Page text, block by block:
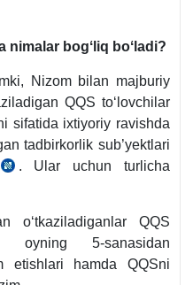
nimalar bogʻliq boʻladi?
Nizom bilan majburiy
QQS toʻlovchilar
sifatida iхtiyoriy ravishda
tadbirkorlik sub’yektlari
02.05.2020
Nizom
. Ular uchun turlicha
oʻtkaziladiganlar QQS
oyning 5-sanasidan
etishlari hamda QQSni